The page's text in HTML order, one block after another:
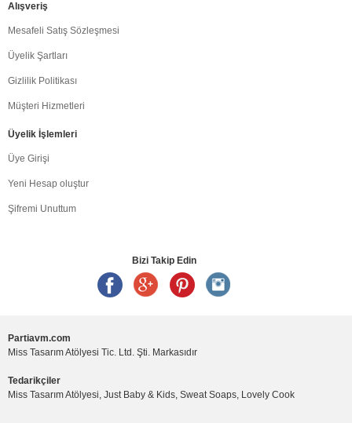
Alışveriş
Mesafeli Satış Sözleşmesi
Üyelik Şartları
Gizlilik Politikası
Müşteri Hizmetleri
Üyelik İşlemleri
Üye Girişi
Yeni Hesap oluştur
Şifremi Unuttum
Bizi Takip Edin
Partiavm.com
Miss Tasarım Atölyesi Tic. Ltd. Şti. Markasıdır
Tedarikçiler
Miss Tasarım Atölyesi, Just Baby & Kids, Sweat Soaps, Lovely Cook